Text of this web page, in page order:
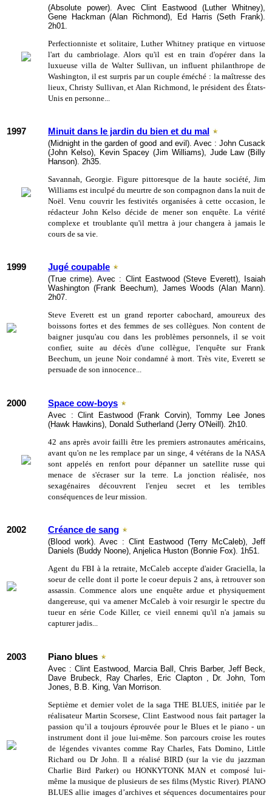
(Absolute power). Avec Clint Eastwood (Luther Whitney),
Gene Hackman (Alan Richmond), Ed Harris (Seth Frank).
2h01.
Perfectionniste et solitaire, Luther Whitney pratique en virtuose
l'art du cambriolage. Alors qu'il est en train d'opérer dans la
luxueuse villa de Walter Sullivan, un influent philanthrope de
Washington, il est surpris par un couple éméché : la maîtresse des
lieux, Christy Sullivan, et Alan Richmond, le président des États-
Unis en personne...
1997 Minuit dans le jardin du bien et du mal
(Midnight in the garden of good and evil). Avec : John Cusack
(John Kelso), Kevin Spacey (Jim Williams), Jude Law (Billy
Hanson). 2h35.
Savannah, Georgie. Figure pittoresque de la haute société, Jim
Williams est inculpé du meurtre de son compagnon dans la nuit de
Noël. Venu couvrir les festivités organisées à cette occasion, le
rédacteur John Kelso décide de mener son enquête. La vérité
complexe et troublante qu'il mettra à jour changera à jamais le
cours de sa vie.
1999 Jugé coupable
(True crime). Avec : Clint Eastwood (Steve Everett), Isaiah
Washington (Frank Beechum), James Woods (Alan Mann).
2h07.
Steve Everett est un grand reporter cabochard, amoureux des
boissons fortes et des femmes de ses collègues. Non content de
baigner jusqu'au cou dans les problèmes personnels, il se voit
confier, suite au décès d'une collègue, l'enquête sur Frank
Beechum, un jeune Noir condamné à mort. Très vite, Everett se
persuade de son innocence...
2000 Space cow-boys
Avec : Clint Eastwood (Frank Corvin), Tommy Lee Jones
(Hawk Hawkins), Donald Sutherland (Jerry O'Neill). 2h10.
42 ans après avoir failli être les premiers astronautes américains,
avant qu'on ne les remplace par un singe, 4 vétérans de la NASA
sont appelés en renfort pour dépanner un satellite russe qui
menace de s'écraser sur la terre. La jonction réalisée, nos
sexagénaires découvrent l'enjeu secret et les terribles
conséquences de leur mission.
2002 Créance de sang
(Blood work). Avec : Clint Eastwood (Terry McCaleb), Jeff
Daniels (Buddy Noone), Anjelica Huston (Bonnie Fox). 1h51.
Agent du FBI à la retraite, McCaleb accepte d'aider Graciella, la
soeur de celle dont il porte le coeur depuis 2 ans, à retrouver son
assassin. Commence alors une enquête ardue et physiquement
dangereuse, qui va amener McCaleb à voir resurgir le spectre du
tueur en série Code Killer, ce vieil ennemi qu'il n'a jamais su
capturer jadis...
2003 Piano blues
Avec : Clint Eastwood, Marcia Ball, Chris Barber, Jeff Beck,
Dave Brubeck, Ray Charles, Eric Clapton , Dr. John, Tom
Jones, B.B. King, Van Morrison.
Septième et dernier volet de la saga THE BLUES, initiée par le
réalisateur Martin Scorsese, Clint Eastwood nous fait partager la
passion qu’il a toujours éprouvée pour le Blues et le piano - un
instrument dont il joue lui-même. Son parcours croise les routes
de légendes vivantes comme Ray Charles, Fats Domino, Little
Richard ou Dr John. Il a réalisé BIRD (sur la vie du jazzman
Charlie Bird Parker) ou HONKYTONK MAN et composé lui-
même la musique de plusieurs de ses films (Mystic River). PIANO
BLUES allie images d’archives et séquences documentaires pour